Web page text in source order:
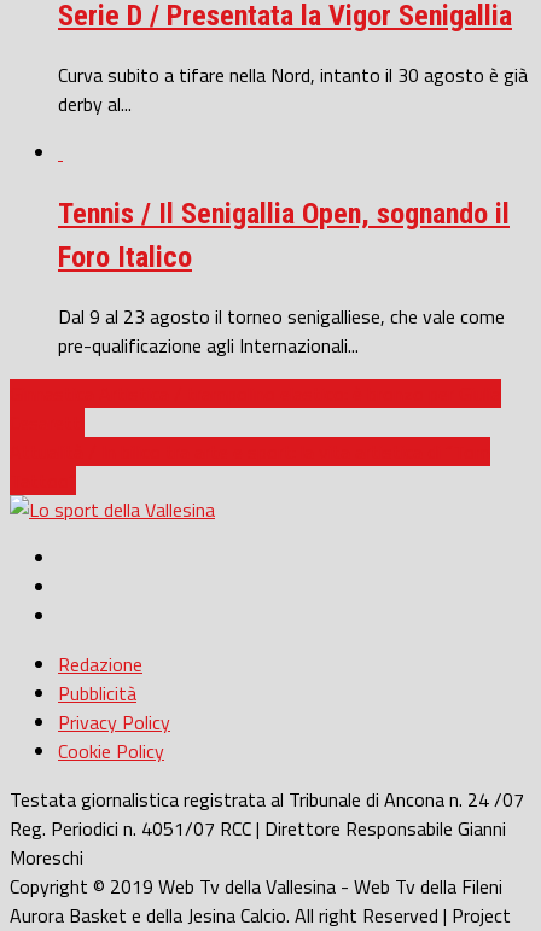
Serie D / Presentata la Vigor Senigallia
Curva subito a tifare nella Nord, intanto il 30 agosto è già
derby al...
Tennis / Il Senigallia Open, sognando il
Foro Italico
Dal 9 al 23 agosto il torneo senigalliese, che vale come
pre-qualificazione agli Internazionali...
Redazione
Pubblicità
Privacy Policy
Cookie Policy
Testata giornalistica registrata al Tribunale di Ancona n. 24 /07
Reg. Periodici n. 4051/07 RCC | Direttore Responsabile Gianni
Moreschi
Copyright © 2019 Web Tv della Vallesina - Web Tv della Fileni
Aurora Basket e della Jesina Calcio. All right Reserved | Project